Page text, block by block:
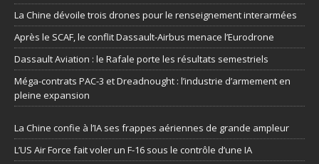
La Chine dévoile trois drones pour le renseignement interarmées
Après le SCAF, le conflit Dassault-Airbus menace l’Eurodrone
Dassault Aviation : le Rafale porte les résultats semestriels
Méga-contrats PAC-3 et Dreadnought : l’industrie d’armement en
pleine expansion
La Chine confie à l’IA ses frappes aériennes de grande ampleur
L’US Air Force fait voler un F-16 sous le contrôle d’une IA